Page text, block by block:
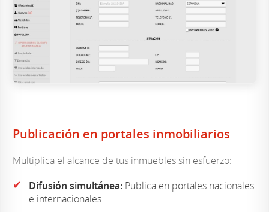
Publicación en portales inmobiliarios
Multiplica el alcance de tus inmuebles sin esfuerzo:
✔ Difusión simultánea: Publica en portales nacionales
e internacionales.